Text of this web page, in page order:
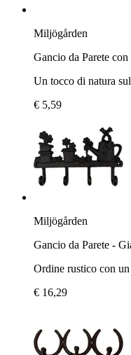
Miljögården
Gancio da Parete
Un tocco di natura
€ 5,59
Miljögården
Gancio da Parete -
Ordine rustico con
€ 16,29